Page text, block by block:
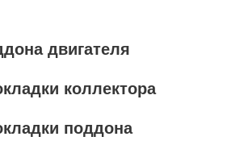
двигателя
коллектора
поддона